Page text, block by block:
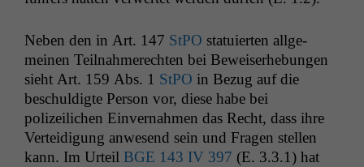
Neben den in Art. 147 StPO sta­tu­ierten all­ge­
meinen Teil­nah­merecht­en bei Beweis­er­he­bun­gen
sieht Art. 159 Abs. 1 StPO in Bezug auf die
beschuldigte Per­son vor, diese habe bei
polizeilichen Ein­ver­nah­men das Recht, dass ihre
Vertei­di­gung anwe­send sein und Fra­gen stellen
kann. Im Urteil BGE 143 IV 397 (E. 3.3.1) hat